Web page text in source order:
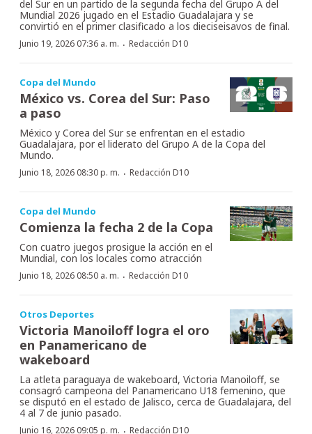
del Sur en un partido de la segunda fecha del Grupo A del
Mundial 2026 jugado en el Estadio Guadalajara y se
convirtió en el primer clasificado a los dieciseisavos de final.
Junio 19, 2026 07:36 a. m. · Redacción D10
Copa del Mundo
México vs. Corea del Sur: Paso
a paso
México y Corea del Sur se enfrentan en el estadio
Guadalajara, por el liderato del Grupo A de la Copa del
Mundo.
Junio 18, 2026 08:30 p. m. · Redacción D10
Copa del Mundo
Comienza la fecha 2 de la Copa
Con cuatro juegos prosigue la acción en el
Mundial, con los locales como atracción
Junio 18, 2026 08:50 a. m. · Redacción D10
Otros Deportes
Victoria Manoiloff logra el oro
en Panamericano de
wakeboard
La atleta paraguaya de wakeboard, Victoria Manoiloff, se
consagró campeona del Panamericano U18 femenino, que
se disputó en el estado de Jalisco, cerca de Guadalajara, del
4 al 7 de junio pasado.
Junio 16, 2026 09:05 p. m. Redacción D10